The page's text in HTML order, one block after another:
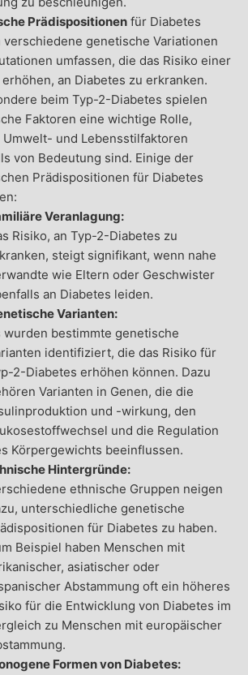
Prädispositionenfür Diabetes
verschiedene genetische Variationen
umfassen, die das Risiko einer
an Diabetes zu erkranken.
beim Typ-2-Diabetes spielen
Faktoren eine wichtige Rolle,
und Lebensstilfaktoren
von Bedeutung sind. Einige der
Prädispositionen für Diabetes
Veranlagung:
Risiko, an Typ-2-Diabetes zu
steigt signifikant, wenn nahe
wie Eltern oder Geschwister
an Diabetes leiden.
Varianten:
wurden bestimmte genetische
identifiziert, die das Risiko für
2-Diabetes erhöhen können. Dazu
Varianten in Genen, die die
und -wirkung, den
und die Regulation
Körpergewichts beeinflussen.
Hintergründe:
ethnische Gruppen neigen
unterschiedliche genetische
für Diabetes zu haben.
Beispiel haben Menschen mit
asiatischer oder
Abstammung oft ein höheres
für die Entwicklung von Diabetes im
zu Menschen mit europäischer
Formen von Diabetes: